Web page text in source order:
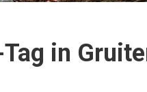
in